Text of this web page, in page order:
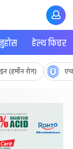
हेल्थ फिचर
(हर्मोन रोग)